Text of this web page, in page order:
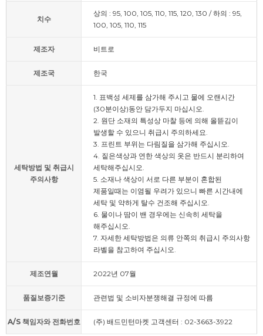
치수
상의 : 95, 100, 105, 110, 115, 120, 130 / 하의 : 95,
100, 105, 110, 115
제조자 비트로
제조국 한국
세탁방법 및 취급시
주의사항
1. 표백성 세제를 삼가해 주시고 물에 오랜시간
(30분이상)동안 담가두지 마십시오.
2. 원단 소재의 특성상 마찰 등에 의해 올뜯김이
발생할 수 있으니 취급시 주의하세요.
3. 프린트 부위는 다림질을 삼가해 주십시오.
4. 짙은색상과 연한 색상의 옷은 반드시 분리하여
세탁해주십시오.
5. 소재나 색상이 서로 다른 부분이 혼합된
제품일때는 이염될 우려가 있으니 빠른 시간내에
세탁 및 약하게 탈수 건조해 주십시오.
6. 물이나 땀이 밴 경우에는 신속히 세탁을
해주십시오.
7. 자세한 세탁방법은 의류 안쪽의 취급시 주의사항
라벨을 참고하여 주십시오.
제조연월 2022년 07월
품질보증기준 관련법 및 소비자분쟁해결 규정에 따름
A/S 책임자와 전화번호 (주) 배드민턴마켓 고객센터 : 02-3663-3922